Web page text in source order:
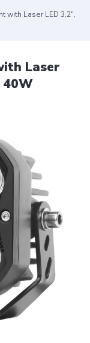
with Laser LED 3,2",
Laser
40W